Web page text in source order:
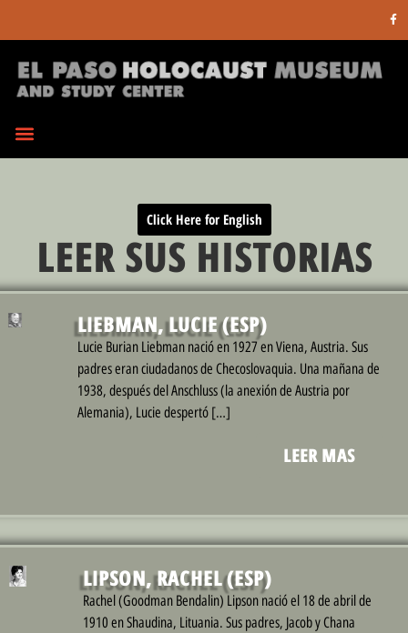
Click Here for English
LEER SUS HISTORIAS
LIEBMAN, LUCIE (ESP)
Lucie Burian Liebman nació en 1927 en Viena, Austria. Sus
padres eran ciudadanos de Checoslovaquia. Una mañana de
1938, después del Anschluss (la anexión de Austria por
Alemania), Lucie despertó […]
LEER MAS
LIPSON, RACHEL (ESP)
Rachel (Goodman Bendalin) Lipson nació el 18 de abril de
1910 en Shaudina, Lituania. Sus padres, Jacob y Chana